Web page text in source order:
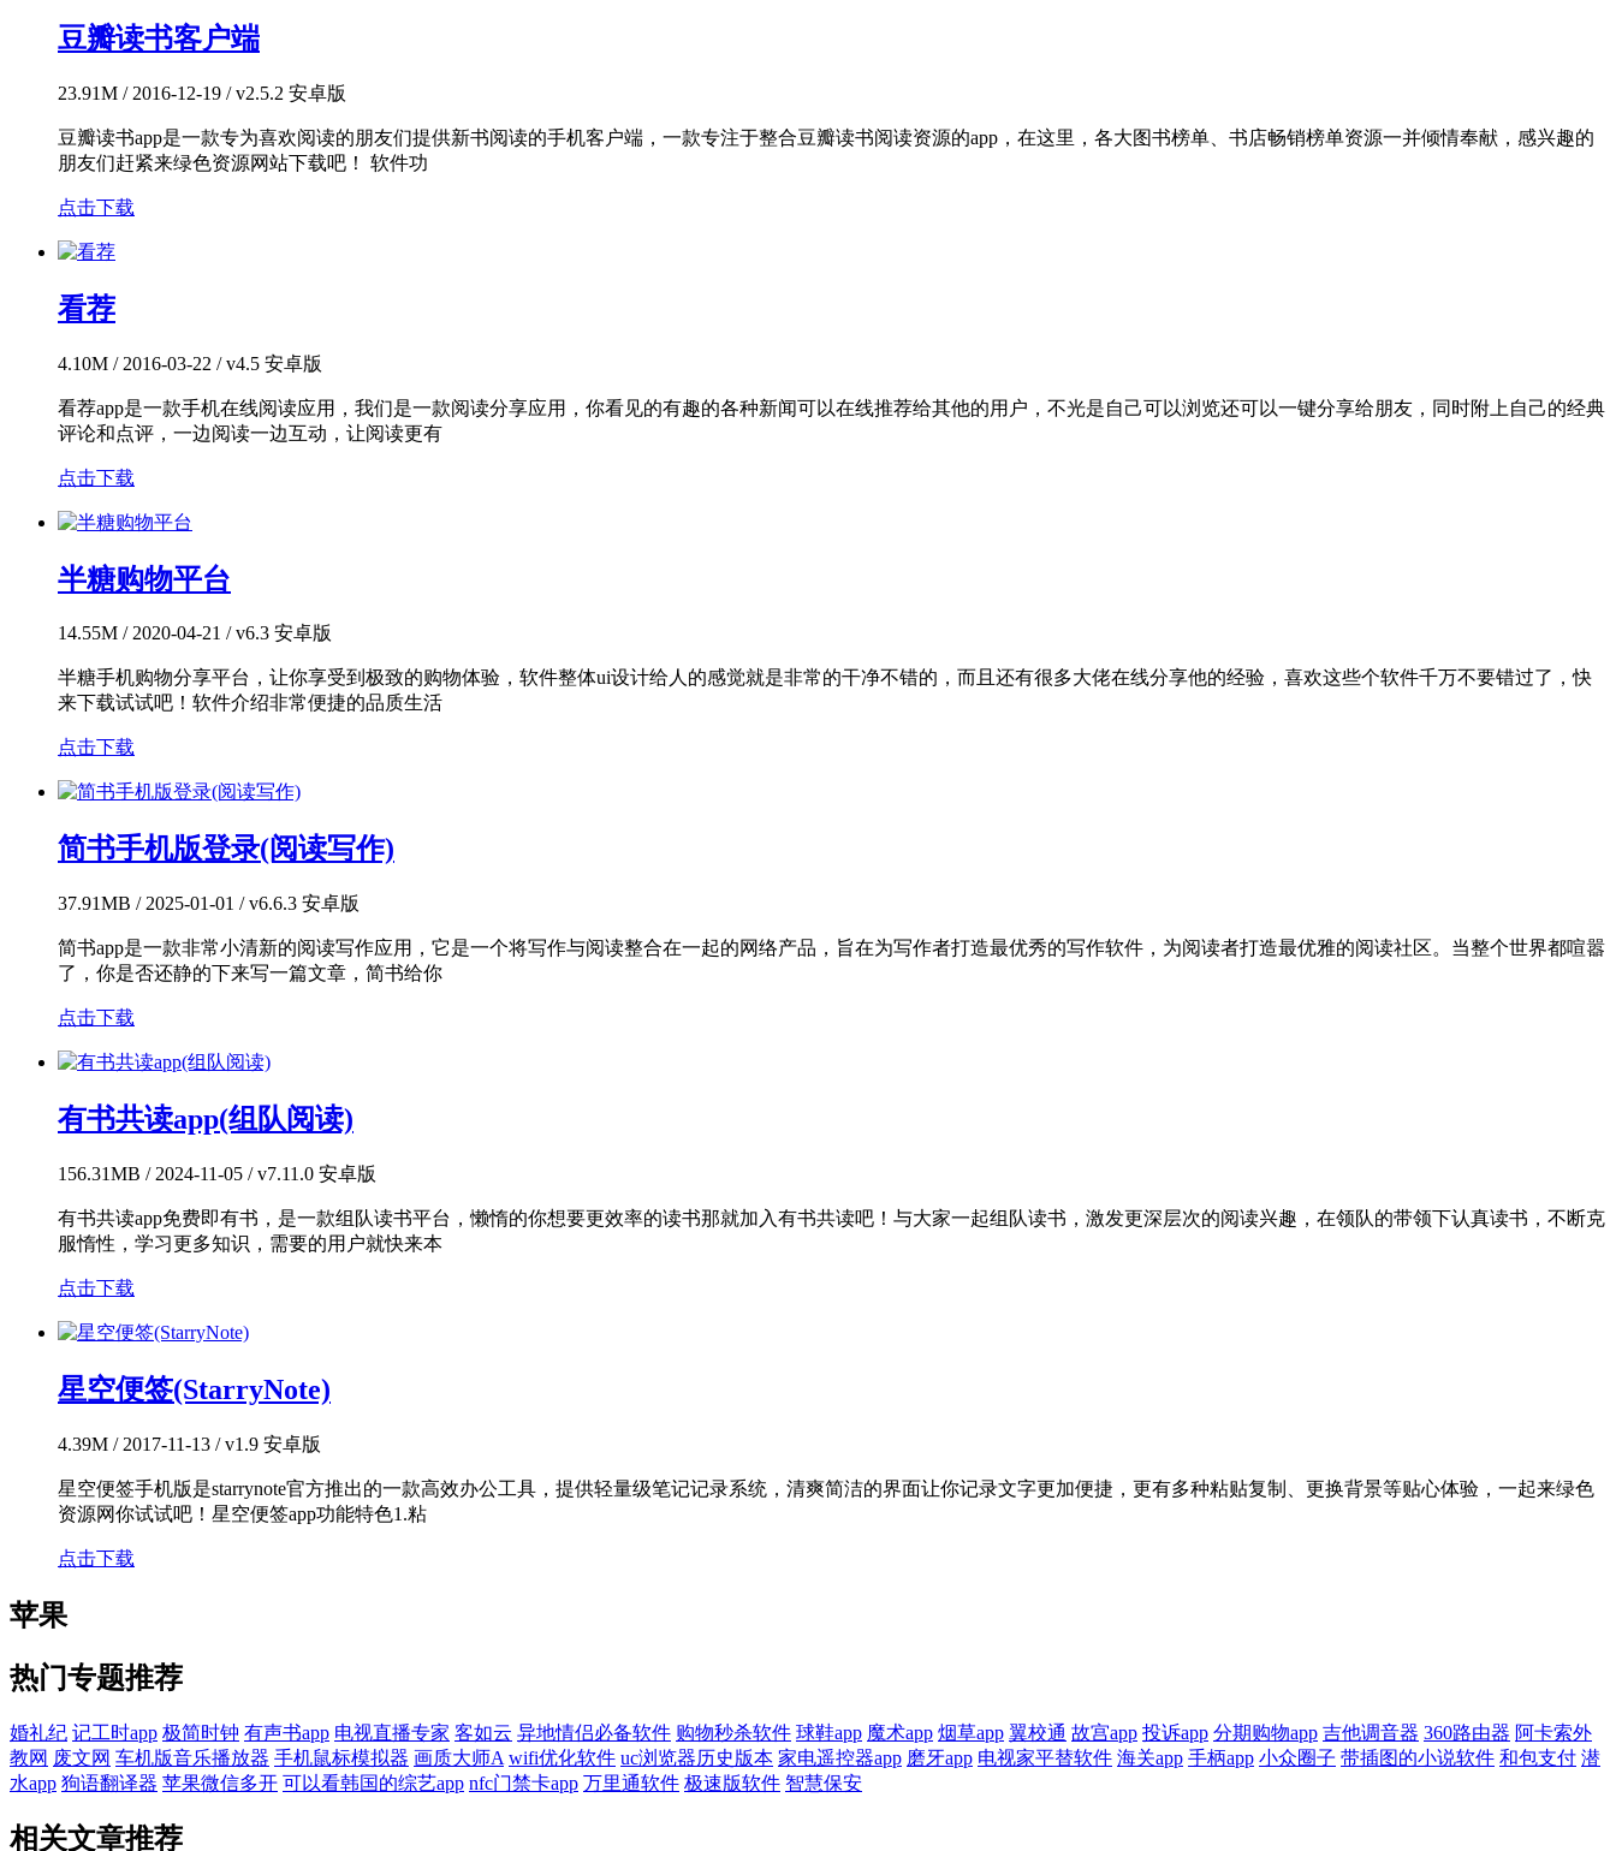
豆瓣读书客户端
23.91M / 2016-12-19 / v2.5.2 安卓版
豆瓣读书app是一款专为喜欢阅读的朋友们提供新书阅读的手机客户端，一款专注于整合豆瓣读书阅读资源的app，在这里，各大图书榜单、书店畅销榜单资源一并倾情奉献，感兴趣的
朋友们赶紧来绿色资源网站下载吧！ 软件功
点击下载
看荐
4.10M / 2016-03-22 / v4.5 安卓版
看荐app是一款手机在线阅读应用，我们是一款阅读分享应用，你看见的有趣的各种新闻可以在线推荐给其他的用户，不光是自己可以浏览还可以一键分享给朋友，同时附上自己的经典
评论和点评，一边阅读一边互动，让阅读更有
点击下载
半糖购物平台
14.55M / 2020-04-21 / v6.3 安卓版
半糖手机购物分享平台，让你享受到极致的购物体验，软件整体ui设计给人的感觉就是非常的干净不错的，而且还有很多大佬在线分享他的经验，喜欢这些个软件千万不要错过了，快
来下载试试吧！软件介绍非常便捷的品质生活
点击下载
简书手机版登录(阅读写作)
37.91MB / 2025-01-01 / v6.6.3 安卓版
简书app是一款非常小清新的阅读写作应用，它是一个将写作与阅读整合在一起的网络产品，旨在为写作者打造最优秀的写作软件，为阅读者打造最优雅的阅读社区。当整个世界都喧嚣
了，你是否还静的下来写一篇文章，简书给你
点击下载
有书共读app(组队阅读)
156.31MB / 2024-11-05 / v7.11.0 安卓版
有书共读app免费即有书，是一款组队读书平台，懒惰的你想要更效率的读书那就加入有书共读吧！与大家一起组队读书，激发更深层次的阅读兴趣，在领队的带领下认真读书，不断克
服惰性，学习更多知识，需要的用户就快来本
点击下载
星空便签(StarryNote)
4.39M / 2017-11-13 / v1.9 安卓版
星空便签手机版是starrynote官方推出的一款高效办公工具，提供轻量级笔记记录系统，清爽简洁的界面让你记录文字更加便捷，更有多种粘贴复制、更换背景等贴心体验，一起来绿色
资源网你试试吧！星空便签app功能特色1.粘
点击下载
苹果
热门专题推荐
婚礼纪 记工时app 极简时钟 有声书app 电视直播专家 客如云 异地情侣必备软件 购物秒杀软件 球鞋app 魔术app 烟草app 翼校通 故宫app 投诉app 分期购物app 吉他调音器 360路由器 阿卡索外
教网 废文网 车机版音乐播放器 手机鼠标模拟器 画质大师A wifi优化软件 uc浏览器历史版本 家电遥控器app 磨牙app 电视家平替软件 海关app 手柄app 小众圈子 带插图的小说软件 和包支付 潜
水app 狗语翻译器 苹果微信多开 可以看韩国的综艺app nfc门禁卡app 万里通软件 极速版软件 智慧保安
相关文章推荐